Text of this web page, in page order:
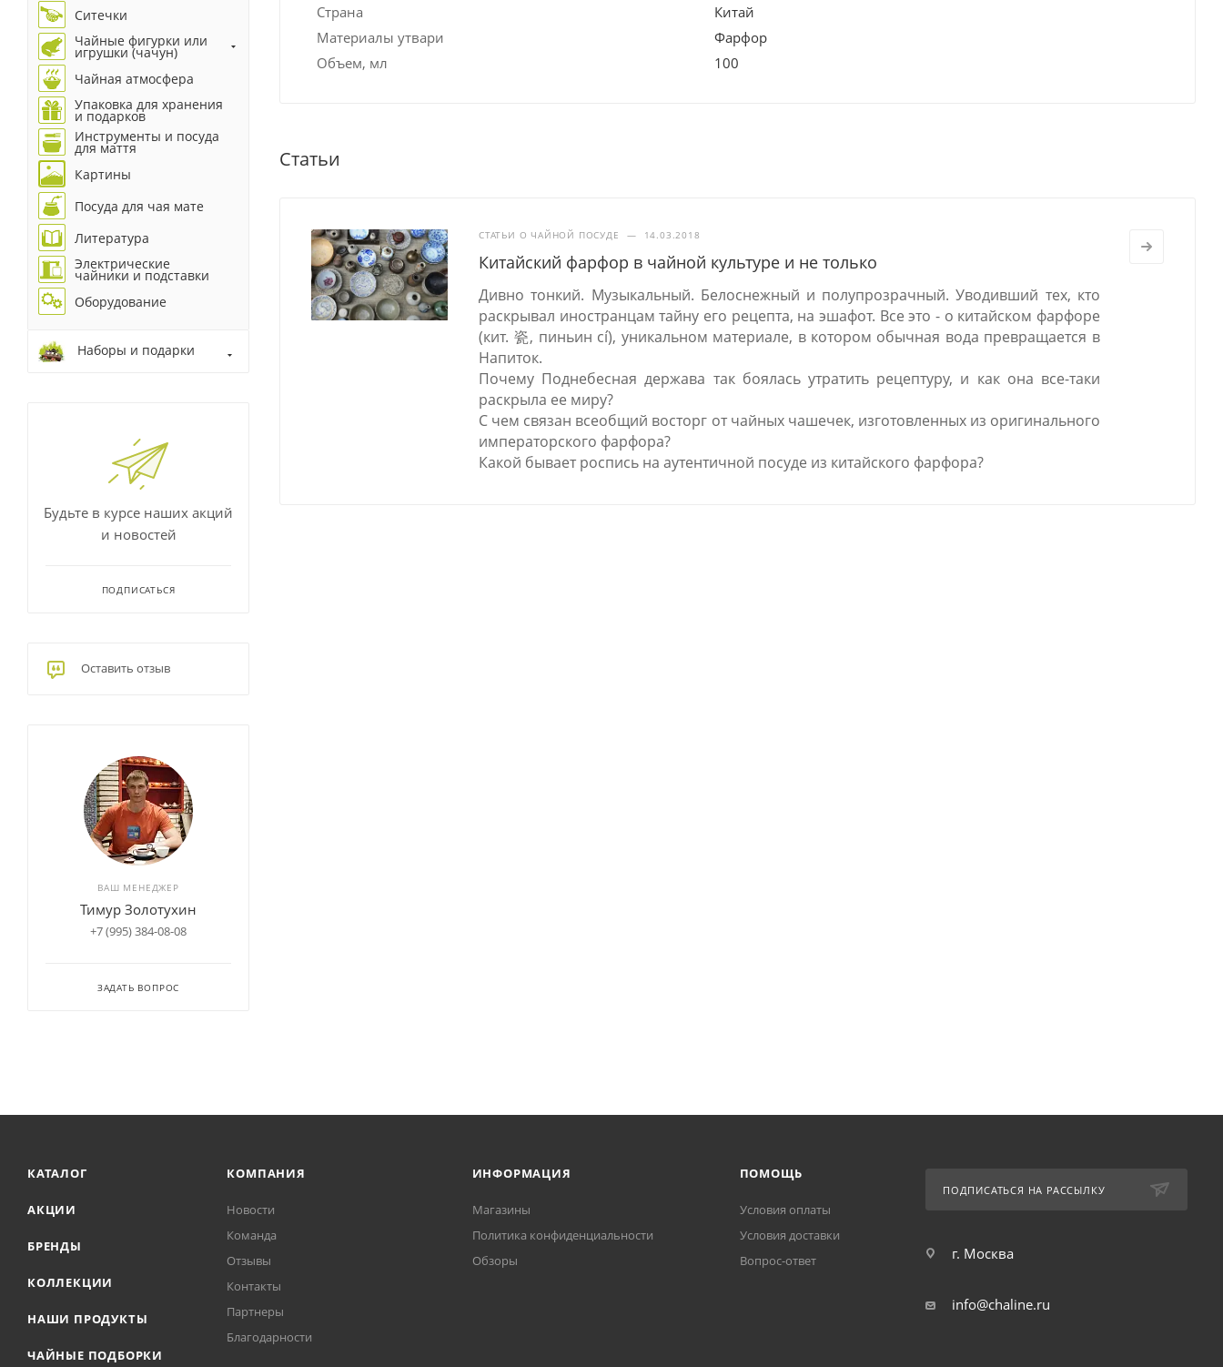
Страна
Китай
Материалы утвари
Фарфор
Объем, мл
100
Статьи
СТАТЬИ О ЧАЙНОЙ ПОСУДЕ — 14.03.2018
Китайский фарфор в чайной культуре и не только
Дивно тонкий. Музыкальный. Белоснежный и полупрозрачный. Уводивший тех, кто
раскрывал иностранцам тайну его рецепта, на эшафот. Все это - о китайском фарфоре
(кит. 瓷, пиньин cí), уникальном материале, в котором обычная вода превращается в
Напиток.
Почему Поднебесная держава так боялась утратить рецептуру, и как она все-таки
раскрыла ее миру?
С чем связан всеобщий восторг от чайных чашечек, изготовленных из оригинального
императорского фарфора?
Какой бывает роспись на аутентичной посуде из китайского фарфора?
Ситечки
Чайные фигурки или
игрушки (чачун)
Чайная атмосфера
Упаковка для хранения
и подарков
Инструменты и посуда
для маття
Картины
Посуда для чая мате
Литература
Электрические
чайники и подставки
Оборудование
Наборы и подарки
Будьте в курсе наших акций
и новостей
ПОДПИСАТЬСЯ
Оставить отзыв
ВАШ МЕНЕДЖЕР
Тимур Золотухин
+7 (995) 384-08-08
ЗАДАТЬ ВОПРОС
КАТАЛОГ
АКЦИИ
БРЕНДЫ
КОЛЛЕКЦИИ
НАШИ ПРОДУКТЫ
ЧАЙНЫЕ ПОДБОРКИ
КОМПАНИЯ
Новости
Команда
Отзывы
Контакты
Партнеры
Благодарности
ИНФОРМАЦИЯ
Магазины
Политика конфиденциальности
Обзоры
ПОМОЩЬ
Условия оплаты
Условия доставки
Вопрос-ответ
ПОДПИСАТЬСЯ НА РАССЫЛКУ
г. Москва
info@chaline.ru